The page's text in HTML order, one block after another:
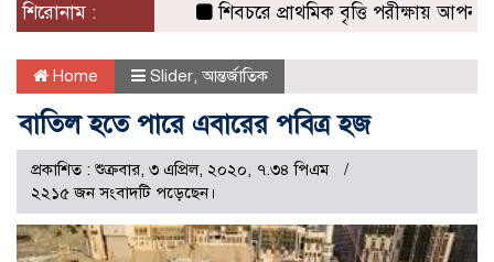
শিরোনাম :
শিবচরে প্রাথমিক বৃত্তি পরীক্ষায় আপন দুই
Home Slider, আন্তর্জাতিক
বাতিল হতে পারে এবারের পবিত্র হজ
প্রকাশিত : শুক্রবার, ৩ এপ্রিল, ২০২০, ৭.৩৪ পিএম
২২১৫ জন সংবাদটি পড়েছেন।